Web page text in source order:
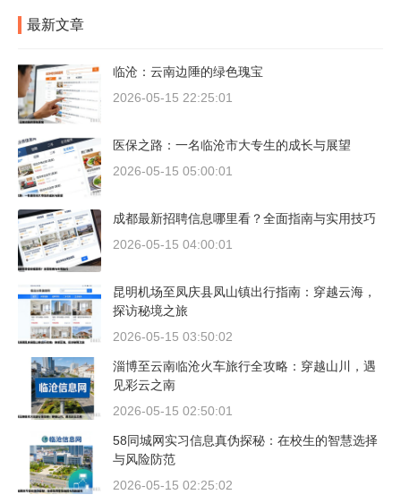
最新文章
临沧：云南边陲的绿色瑰宝
2026-05-15 22:25:01
医保之路：一名临沧市大专生的成长与展望
2026-05-15 05:00:01
成都最新招聘信息哪里看？全面指南与实用技巧
2026-05-15 04:00:01
昆明机场至凤庆县凤山镇出行指南：穿越云海，
探访秘境之旅
2026-05-15 03:50:02
淄博至云南临沧火车旅行全攻略：穿越山川，遇
见彩云之南
2026-05-15 02:50:01
58同城网实习信息真伪探秘：在校生的智慧选择
与风险防范
2026-05-15 02:25:02